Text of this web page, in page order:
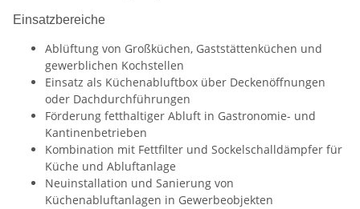
Einsatzbereiche
Ablüftung von Großküchen, Gaststättenküchen und
gewerblichen Kochstellen
Einsatz als Küchenabluftbox über Deckenöffnungen
oder Dachdurchführungen
Förderung fetthaltiger Abluft in Gastronomie- und
Kantinenbetrieben
Kombination mit Fettfilter und Sockelschalldämpfer für
Küche und Abluftanlage
Neuinstallation und Sanierung von
Küchenabluftanlagen in Gewerbeobjekten